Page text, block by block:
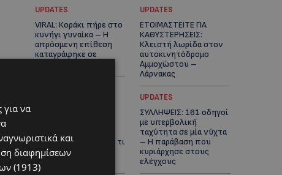
UPDATES
VIRAL: Κοράκι πήρε στο
κυνήγι γυναίκα – Η
απρόσμενη επίθεση
καταγράφηκε σε
UPDATES
ΕΤΟΙΜΑΣΤΕΙΤΕ ΓΙΑ
ΚΑΘΥΣΤΕΡΗΣΕΙΣ:
Κλειστή λωρίδα στον
αυτοκινητόδρομο
Αμμοχώστου –
Λάρνακας
οδοφράγματα την
Παρασκευή – Πού και τι
ώρα θα γίνουν οι
δράσεις
UPDATES
ΣΥΛΛΗΨΕΙΣ: 161 οδηγοί
με υπερβολική
ταχύτητα σε μία νύχτα
– Η παράβαση που
κυριάρχησε στους
ελέγχους
για να
και
διαφημίσεων
(1913)